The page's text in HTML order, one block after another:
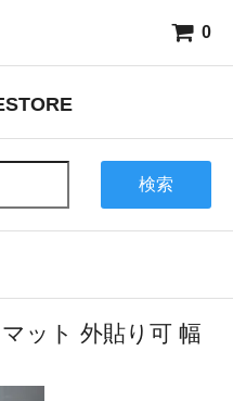
0
検索
ット 外貼り可 幅